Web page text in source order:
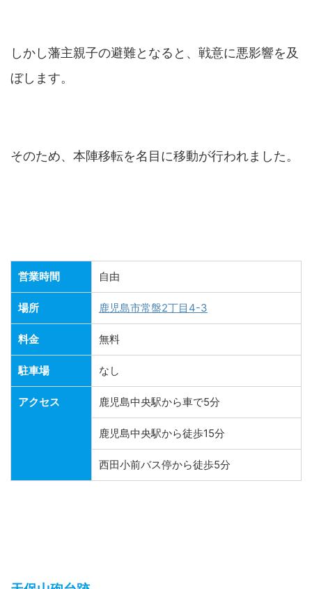
しかし藩主親子の避難となると、戦意に悪影響を及
ぼします。
そのため、本陣移転を名目に移動が行われました。
営業時間 自由
場所 鹿児島市常盤2丁目4-3
料金 無料
駐車場 なし
アクセス 鹿児島中央駅から車で5分
鹿児島中央駅から徒歩15分
西田小前バス停から徒歩5分